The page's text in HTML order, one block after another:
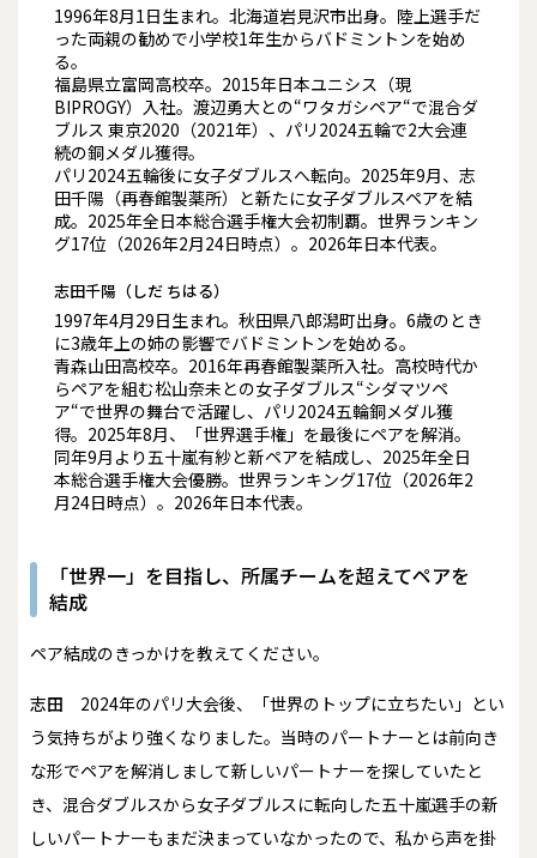
1996年8月1日生まれ。北海道岩見沢市出身。陸上選手だ
った両親の勧めで小学校1年生からバドミントンを始め
る。
福島県立富岡高校卒。2015年日本ユニシス（現
BIPROGY）入社。渡辺勇大との“ワタガシペア“で混合ダ
ブルス 東京2020（2021年）、パリ2024五輪で2大会連
続の銅メダル獲得。
パリ2024五輪後に女子ダブルスへ転向。2025年9月、志
田千陽（再春館製薬所）と新たに女子ダブルスペアを結
成。2025年全日本総合選手権大会初制覇。世界ランキン
グ17位（2026年2月24日時点）。2026年日本代表。
志田千陽（しだ ちはる）
1997年4月29日生まれ。秋田県八郎潟町出身。6歳のとき
に3歳年上の姉の影響でバドミントンを始める。
青森山田高校卒。2016年再春館製薬所入社。高校時代か
らペアを組む松山奈未との女子ダブルス“シダマツペ
ア“で世界の舞台で活躍し、パリ2024五輪銅メダル獲
得。2025年8月、「世界選手権」を最後にペアを解消。
同年9月より五十嵐有紗と新ペアを結成し、2025年全日
本総合選手権大会優勝。世界ランキング17位（2026年2
月24日時点）。2026年日本代表。
「世界一」を目指し、所属チームを超えてペアを
結成
――ペア結成のきっかけを教えてください。
志田
2024年のパリ大会後、「世界のトップに立ちたい」とい
う気持ちがより強くなりました。当時のパートナーとは前向き
な形でペアを解消しまして新しいパートナーを探していたと
き、混合ダブルスから女子ダブルスに転向した五十嵐選手の新
しいパートナーもまだ決まっていなかったので、私から声を掛